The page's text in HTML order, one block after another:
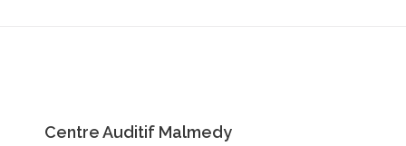
Centre Auditif Malmedy